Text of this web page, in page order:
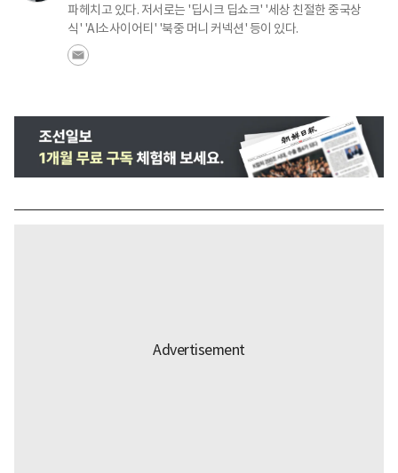
파헤치고 있다. 저서로는 '딥시크 딥쇼크' '세상 친절한 중국상
식' 'AI소사이어티' '북중 머니 커넥션' 등이 있다.